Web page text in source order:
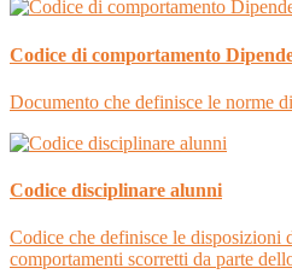
Codice di comportamento
Documento che definisce le norme
Codice disciplinare alunni
Codice che definisce le disposizioni
comportamenti scorretti da parte